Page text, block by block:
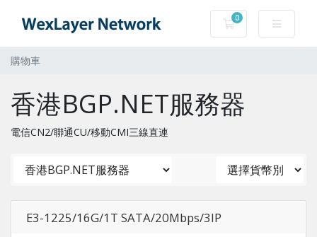
0
購物車
購物車
香港BGP.NET服務器
電信CN2/聯通CU/移動CMI三線直連
E3-1225/16G/1T SATA/20Mbps/3IP